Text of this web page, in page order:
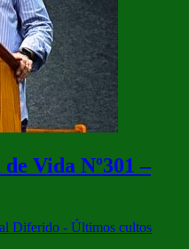
Vida Nº301 –
Diferido - Últimos cultos